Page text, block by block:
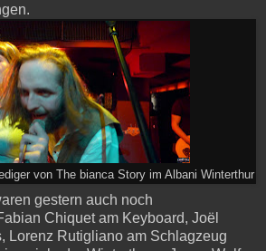
von The bianca Story im Albani Winterthur
gestern auch noch
Chiquet am Keyboard, Joël
Lorenz Rutigliano am Schlagzeug